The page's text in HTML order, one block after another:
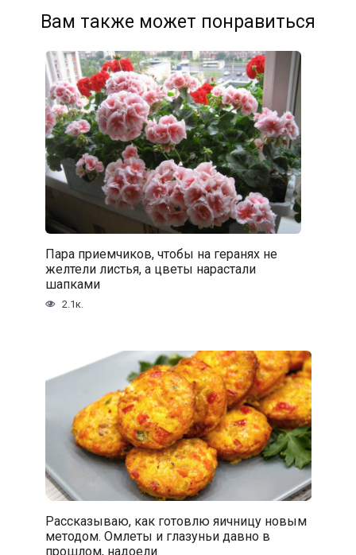
Вам также может понравиться
Пара приемчиков, чтобы на геранях не
желтели листья, а цветы нарастали
шапками
2.1к.
Рассказываю, как готовлю яичницу новым
методом. Омлеты и глазуньи давно в
прошлом, надоели